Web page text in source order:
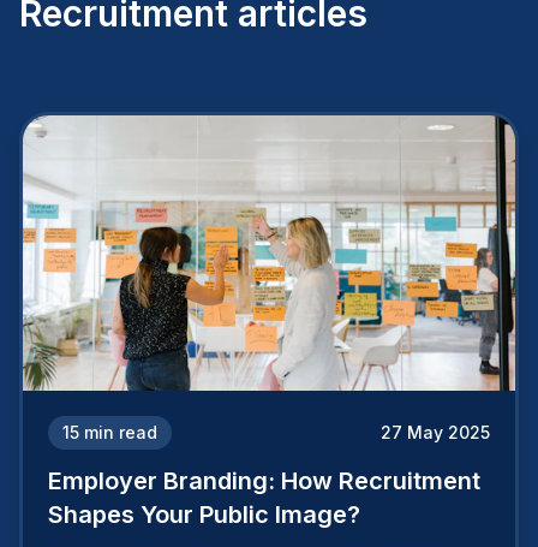
Recruitment articles
15 min read 27 May 2025
Employer Branding: How Recruitment
Shapes Your Public Image?